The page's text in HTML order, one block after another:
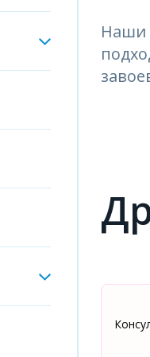
Наши